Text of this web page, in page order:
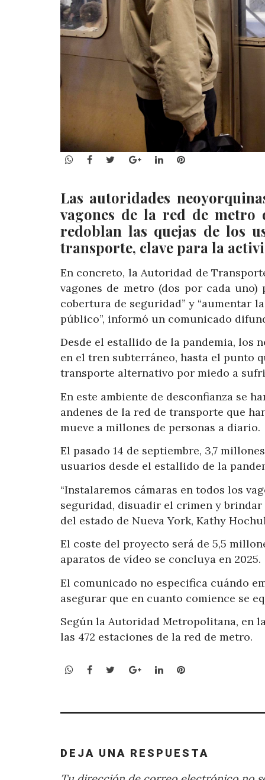
WhatsApp
Facebook
TwitterGoogle+LinkedInPinterest
Las autoridades
vagones de la red de metro
redoblan las quejas de los
transporte, clave para la
En concreto, la Autoridad de
vagones de metro (dos por cada
cobertura de seguridad” y “aumentar
público”, informó un comunicado
Desde el estallido de la pandemia, los
en el tren subterráneo, hasta el punto
transporte alternativo por miedo a
En este ambiente de desconfianza se
andenes de la red de transporte que
mueve a millones de personas a diario.
El pasado 14 de septiembre, 3,7
usuarios desde el estallido de la
“Instalaremos cámaras en todos los
seguridad, disuadir el crimen y brindar
del estado de Nueva York, Kathy
El coste del proyecto será de 5,5
aparatos de vídeo se concluya en 2025.
El comunicado no especifica cuándo
asegurar que en cuanto comience se
Según la Autoridad Metropolitana, en
las 472 estaciones de la red de metro.
WhatsApp
Facebook
TwitterGoogle+LinkedInPinterest
DEJA UNA RESPUESTA